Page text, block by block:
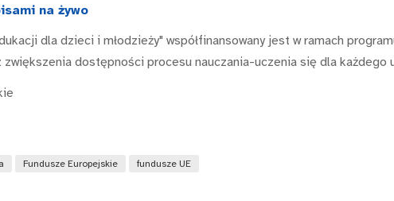
na żywo
dla dzieci i młodzieży" współfinansowany jest w ramach
dostępności procesu nauczania-uczenia się dla każdego
Fundusze Europejskie fundusze UE